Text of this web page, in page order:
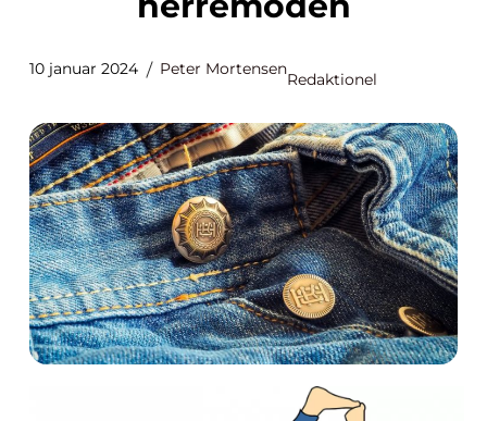
10 januar 2024 Peter Mortensen
Redaktionel